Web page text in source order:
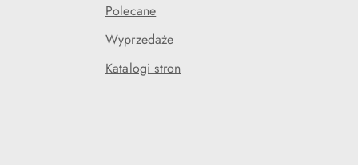
Polecane
Wyprzedaże
Katalogi stron